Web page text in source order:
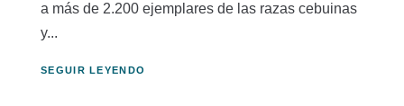
a más de 2.200 ejemplares de las razas cebuinas
y...
SEGUIR LEYENDO